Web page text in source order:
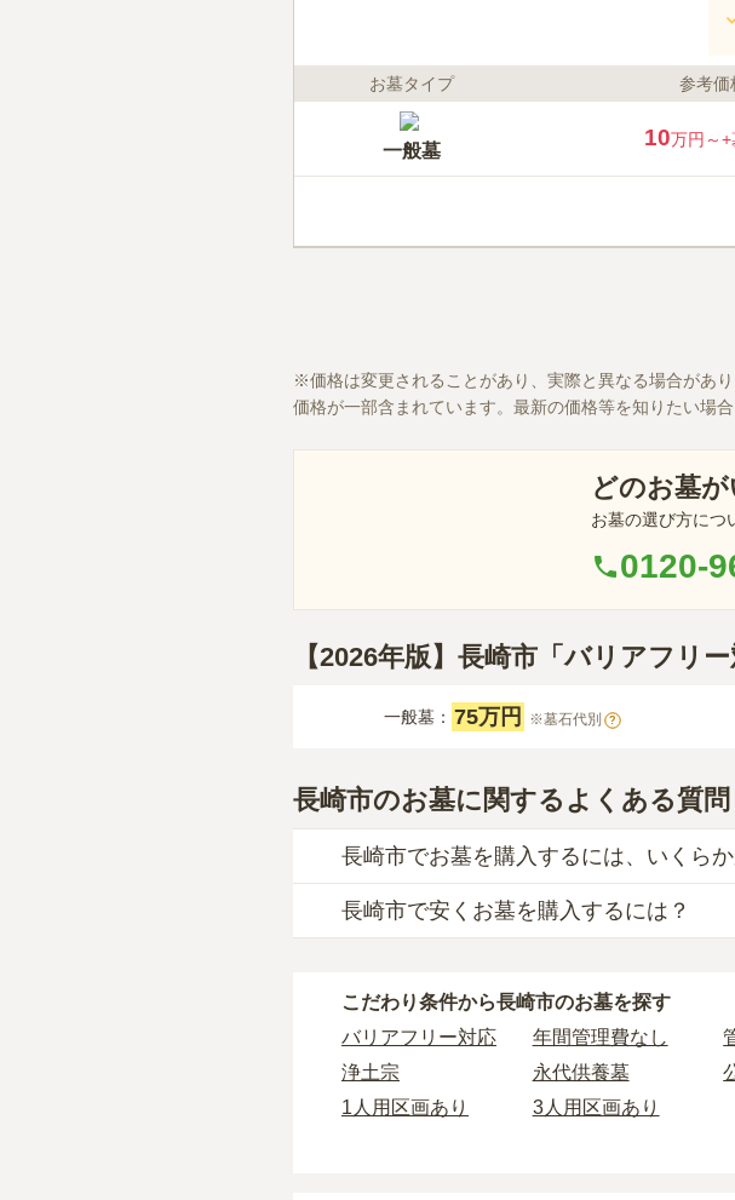
お墓タイプ 参考価
一般墓
10万円～+
価格は変更されることがあり、実際と異なる場合があ
価格が一部含まれています。最新の価格等を知りたい場
どのお墓
お墓の選び方につ
0120-
【2026年版】長崎市「バリアフリ
一般墓： 75万円 ※墓石代別 ?
長崎市のお墓に関するよくある質問
長崎市でお墓を購入するには、いくら
長崎市での購入費用の目安は、一般墓が約
や墓石の大きさ・素材によって変わります。
樹木葬・納骨堂・永代供養墓は、基本的に
なお、お墓によっては以下の費用が別途かか
：お墓を新しく建てた際
長崎市で安くお墓を購入するには？
一般的に最も費用を抑えられるのは、他の方
タイプです。個別のお墓に比べて省スペー
す。
価格の目安は、1名あたり5万円〜30万円程度
こだわり条件から長崎市のお墓を探す
バリアフリー対応
年間管理費なし
浄土宗
永代供養墓
1人用区画あり
3人用区画あり